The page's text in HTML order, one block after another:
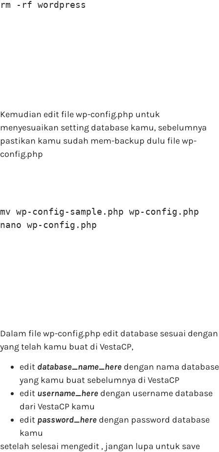
rm -rf wordpress
Kemudian edit file wp-config.php untuk
menyesuaikan setting database kamu, sebelumnya
pastikan kamu sudah mem-backup dulu file wp-
config.php
mv wp-config-sample.php wp-config.php
nano wp-config.php
Dalam file wp-config.php edit database sesuai dengan
yang telah kamu buat di VestaCP,
edit database_name_here dengan nama database
yang kamu buat sebelumnya di VestaCP
edit username_here dengan username database
dari VestaCP kamu
edit password_here dengan password database
kamu
setelah selesai mengedit , jangan lupa untuk save